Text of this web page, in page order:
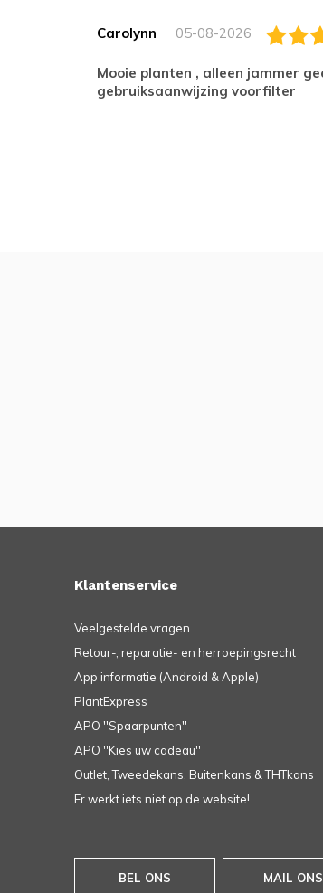
Carolynn 05-08-2026
Mooie planten , alleen jammer geen
gebruiksaanwijzing voorfilter
Klantenservice
Veelgestelde vragen
Retour-, reparatie- en herroepingsrecht
App informatie (Android & Apple)
PlantExpress
APO ''Spaarpunten''
APO ''Kies uw cadeau''
Outlet, Tweedekans, Buitenkans & THTkans
Er werkt iets niet op de website!
BEL ONS MAIL ONS